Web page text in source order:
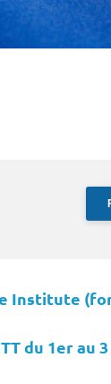
Institute
du 1er au